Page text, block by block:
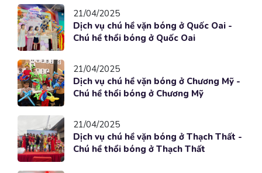
21/04/2025
Dịch vụ chú hề vặn bóng ở Quốc Oai -
Chú hề thổi bóng ở Quốc Oai
21/04/2025
Dịch vụ chú hề vặn bóng ở Chương Mỹ -
Chú hề thổi bóng ở Chương Mỹ
21/04/2025
Dịch vụ chú hề vặn bóng ở Thạch Thất -
Chú hề thổi bóng ở Thạch Thất